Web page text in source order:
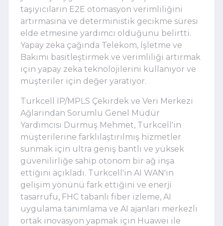
taşıyıcıların E2E otomasyon verimliliğini
artırmasına ve deterministik gecikme süresi
elde etmesine yardımcı olduğunu belirtti.
Yapay zeka çağında Telekom, İşletme ve
Bakımı basitleştirmek ve verimliliği artırmak
için yapay zeka teknolojilerini kullanıyor ve
müşteriler için değer yaratıyor.
Turkcell IP/MPLS Çekirdek ve Veri Merkezi
Ağlarından Sorumlu Genel Müdür
Yardımcısı Durmuş Mehmet, Turkcell'in
müşterilerine farklılaştırılmış hizmetler
sunmak için ultra geniş bantlı ve yüksek
güvenilirliğe sahip otonom bir ağ inşa
ettiğini açıkladı. Turkcell'in AI WAN'ın
gelişim yönünü fark ettiğini ve enerji
tasarrufu, FHC tabanlı fiber izleme, AI
uygulama tanımlama ve AI ajanları merkezli
ortak inovasyon yapmak için Huawei ile